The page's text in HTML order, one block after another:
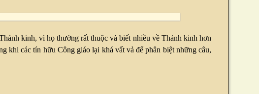
kinh, vì họ thường rất thuộc và biết nhiều về Thánh kinh hơn
khi các tín hữu Công giáo lại khá vất vả để phân biệt những câu,